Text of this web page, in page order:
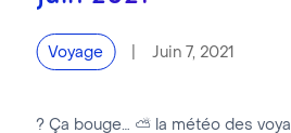
Juin 7, 2021
Voyage
? Ça bouge… ⛅️ la météo des